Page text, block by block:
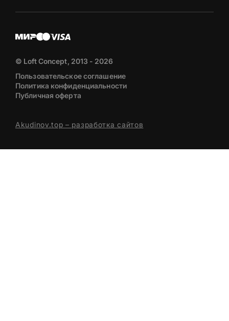
© Loft Concept, 2013 - 2026
Пользовательское соглашение
Политика конфиденциальности
Публичная оферта
Akudinov.top – разработка сайтов